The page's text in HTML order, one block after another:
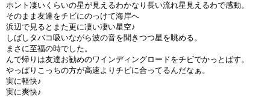
ホント凄いくらいの星が見えるわかなり長い流れ星見えるわで感動。
そのまま友達をチビにのっけて海岸へ
浜辺で見るとまた更に凄い凄い星空♪
しばしタバコ吸いながら波の音を聞きつつ星を眺める。
まさに至福の時でした。
んで帰りは友達お勧めのワインディングロードをチビでかっとばす。
やっぱりこっちの方が高速よりチビに合ってるんだなぁ。
実に軽快♪
実に爽快♪